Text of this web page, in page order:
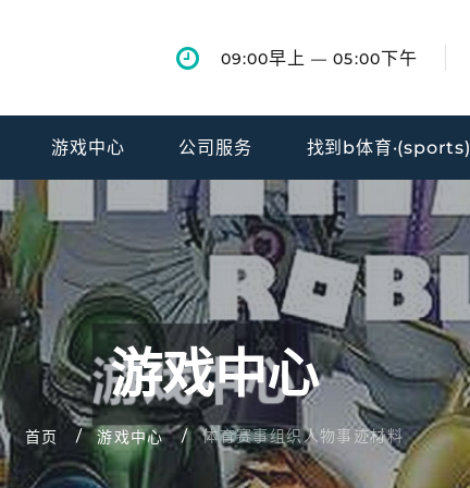
09:00早上 — 05:00下午
游戏中心 公司服务 找到b体育·(sports)
游戏中心
首页 游戏中心 体育赛事组织人物事迹材料